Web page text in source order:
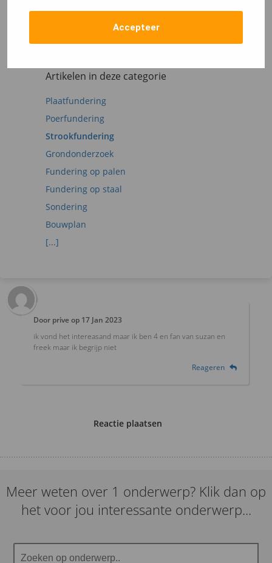
Accepteer
Laat dan een berichtje achter in de reacties
onder deze blog. Wij helpen je dan uiteraard zo
snel mogelijk verder en beantwoorden al jouw
Artikelen in deze categorie
Plaatfundering
Poerfundering
Strookfundering
Grondonderzoek
Fundering op palen
Fundering op staal
Sondering
Bouwplan
[...]
Door priveop 17 Jan 2023
ik vond het intereasand maar ik ben 4 en fan van suzan en
freek maar ik begrijp niet
Reageren
Reactie plaatsen
Meer weten over 1 onderwerp? Klik dan op
het voor jou interessante onderwerp...